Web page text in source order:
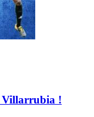
Villarrubia !